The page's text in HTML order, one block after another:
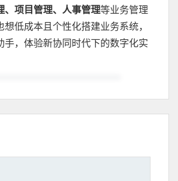
、项目管理、人事管理等业务管理
低成本且个性化搭建业务系统，
手，体验新协同时代下的数字化实